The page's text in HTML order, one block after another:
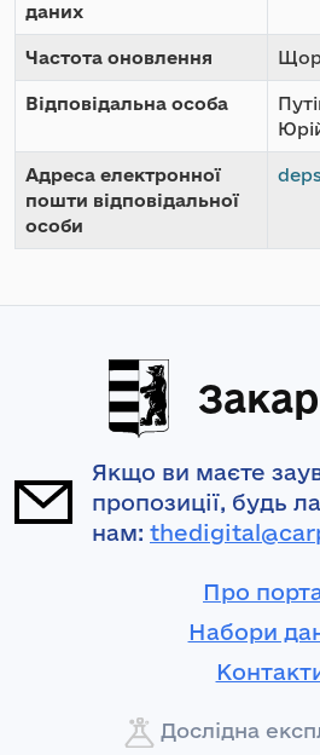
даних
Частота оновлення
Відповідальна особа
Адреса електронної
пошти відповідальної
особи
Якщо ви маєте
пропозиції, будь
нам:
Про
Набори
Дослідна